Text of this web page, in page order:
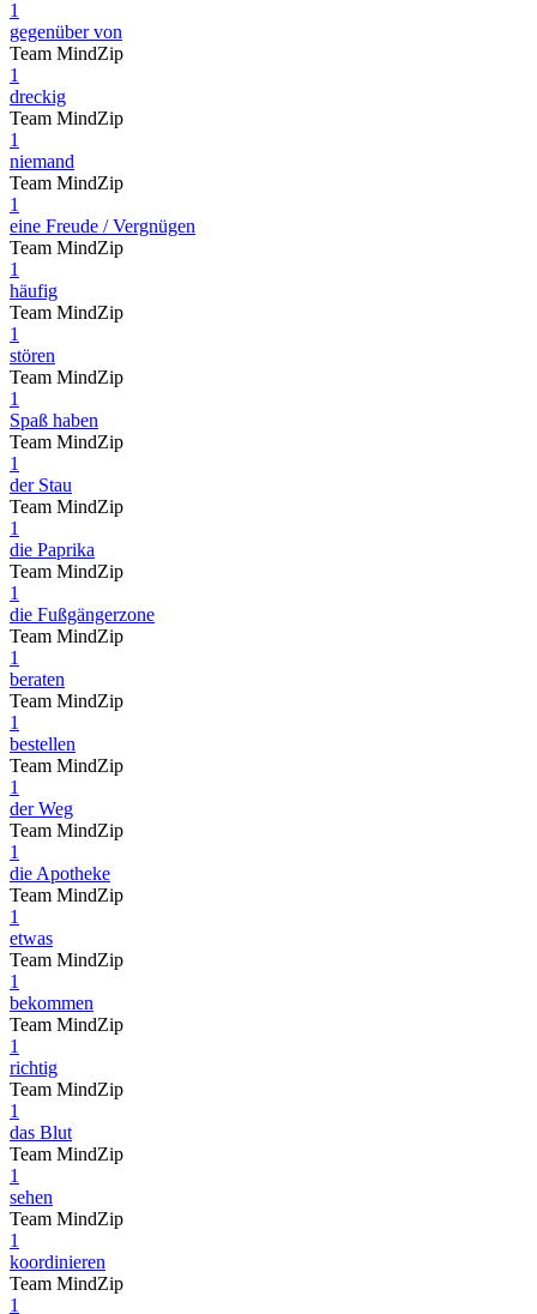
1
gegenüber von
Team MindZip
1
dreckig
Team MindZip
1
niemand
Team MindZip
1
eine Freude / Vergnügen
Team MindZip
1
häufig
Team MindZip
1
stören
Team MindZip
1
Spaß haben
Team MindZip
1
der Stau
Team MindZip
1
die Paprika
Team MindZip
1
die Fußgängerzone
Team MindZip
1
beraten
Team MindZip
1
bestellen
Team MindZip
1
der Weg
Team MindZip
1
die Apotheke
Team MindZip
1
etwas
Team MindZip
1
bekommen
Team MindZip
1
richtig
Team MindZip
1
das Blut
Team MindZip
1
sehen
Team MindZip
1
koordinieren
Team MindZip
1